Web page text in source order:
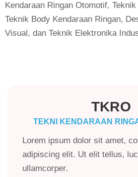
Kendaraan Ringan Otomotif,
Teknik Body Kendaraan Ringan,
Visual, dan Teknik Elektronika
TKRO
TEKNI KENDARAAN
Lorem ipsum dolor sit amet,
adipiscing elit. Ut elit tellus,
ullamcorper.